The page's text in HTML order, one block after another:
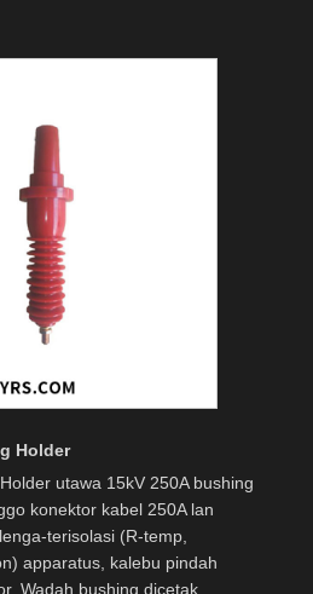
Holder
utawa 15kV 250A bushing
konektor kabel 250A lan
terisolasi (R-temp,
apparatus, kalebu pindah
Wadah bushing dicetak